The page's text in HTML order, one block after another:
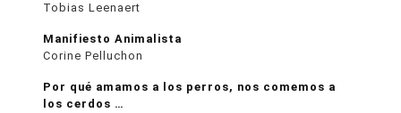
Tobias Leenaert
Manifiesto Animalista
Corine Pelluchon
Por qué amamos a los perros, nos comemos a
los cerdos …